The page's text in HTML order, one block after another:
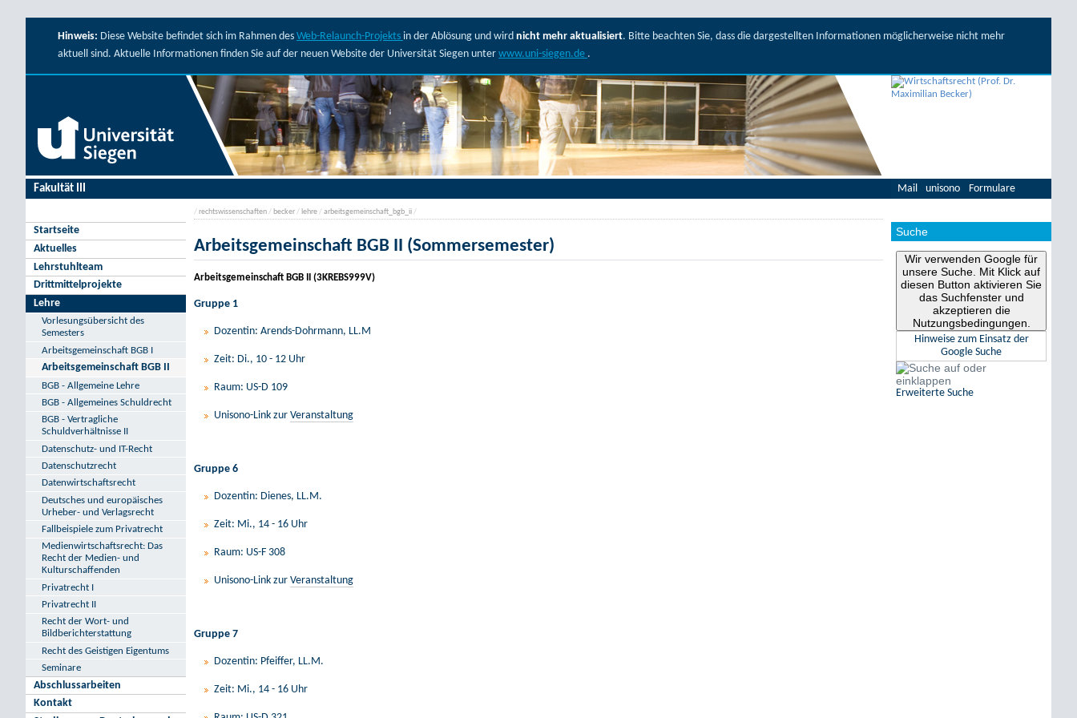
Hinweis: Diese Website befindet sich im Rahmen des Web-Relaunch-Projekts in der Ablösung und wird nicht mehr aktualisiert. Bitte beachten Sie, dass die dargestellten Informationen möglicherweise nicht mehr
aktuell sind. Aktuelle Informationen finden Sie auf der neuen Website der Universität Siegen unter www.uni-siegen.de .
Fakultät III
Startseite
Aktuelles
Lehrstuhlteam
Drittmittelprojekte
Lehre
Vorlesungsübersicht des
Semesters
Arbeitsgemeinschaft BGB I
Arbeitsgemeinschaft BGB II
BGB - Allgemeine Lehre
BGB - Allgemeines Schuldrecht
BGB - Vertragliche
Schuldverhältnisse II
Datenschutz- und IT-Recht
Datenschutzrecht
Datenwirtschaftsrecht
Deutsches und europäisches
Urheber- und Verlagsrecht
Fallbeispiele zum Privatrecht
Medienwirtschaftsrecht: Das
Recht der Medien- und
Kulturschaffenden
Privatrecht I
Privatrecht II
Recht der Wort- und
Bildberichterstattung
Recht des Geistigen Eigentums
Seminare
Abschlussarbeiten
Kontakt
Mail unisono Formulare
Suche
Wir verwenden Google für
unsere Suche. Mit Klick auf
diesen Button aktivieren Sie
das Suchfenster und
akzeptieren die
Nutzungsbedingungen.
Hinweise zum Einsatz der
Google Suche
Erweiterte Suche
/rechtswissenschaften/ becker/ lehre/arbeitsgemeinschaft_bgb_ii/
Arbeitsgemeinschaft BGB II (Sommersemester)
Arbeitsgemeinschaft BGB II (3KREBS999V)
Gruppe 1
Dozentin: Arends-Dohrmann, LL.M
Zeit: Di., 10 - 12 Uhr
Raum: US-D 109
Unisono-Link zurVeranstaltung
Gruppe 6
Dozentin: Dienes, LL.M.
Zeit: Mi., 14 - 16 Uhr
Raum: US-F 308
Unisono-Link zurVeranstaltung
Gruppe 7
Dozentin: Pfeiffer, LL.M.
Zeit: Mi., 14 - 16 Uhr